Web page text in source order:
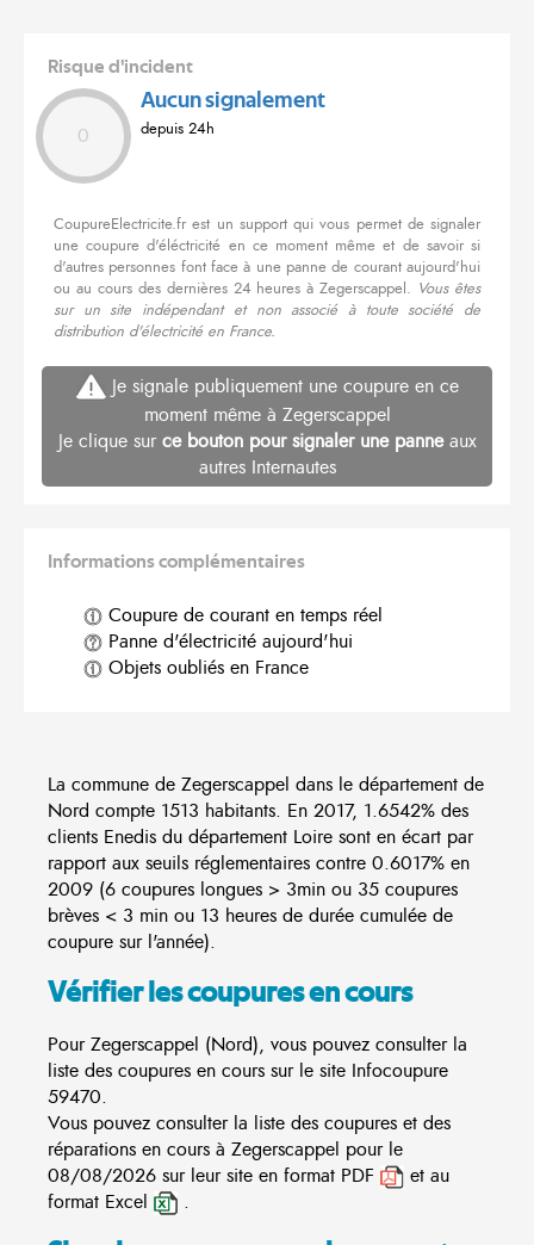
Risque d'incident
0
Aucun signalement
depuis 24h
CoupureElectricite.fr est un support qui vous permet de signaler
une coupure d'éléctricité en ce moment même et de savoir si
d'autres personnes font face à une panne de courant aujourd'hui
ou au cours des dernières 24 heures à Zegerscappel. Vous êtes
sur un site indépendant et non associé à toute société de
distribution d'électricité en France.
Je signale publiquement une coupure en ce
moment même à Zegerscappel
Je clique sur ce bouton pour signaler une panneaux
autres Internautes
Informations complémentaires
Coupure de courant en temps réel
Panne d'électricité aujourd'hui
Objets oubliés en France
La commune de Zegerscappel dans le département de
Nord compte 1513 habitants. En 2017, 1.6542% des
clients Enedis du département Loire sont en écart par
rapport aux seuils réglementaires contre 0.6017% en
2009 (6 coupures longues > 3min ou 35 coupures
brèves < 3 min ou 13 heures de durée cumulée de
coupure sur l'année).
Vérifier les coupures en cours
Pour Zegerscappel (Nord), vous pouvez consulter la
liste des coupures en cours sur le site Infocoupure
59470.
Vous pouvez consulter la liste des coupures et des
réparations en cours à Zegerscappel pour le
08/08/2026 sur leur site en format PDF
et au
format Excel
.